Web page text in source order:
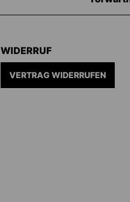
WIDERRUF
VERTRAG WIDERRUFEN